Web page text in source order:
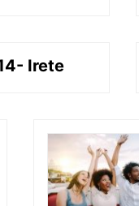
Irete